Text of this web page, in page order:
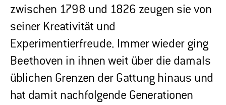
zwischen 1798 und 1826 zeugen sie von
seiner Kreativität und
Experimentierfreude. Immer wieder ging
Beethoven in ihnen weit über die damals
üblichen Grenzen der Gattung hinaus und
hat damit nachfolgende Generationen